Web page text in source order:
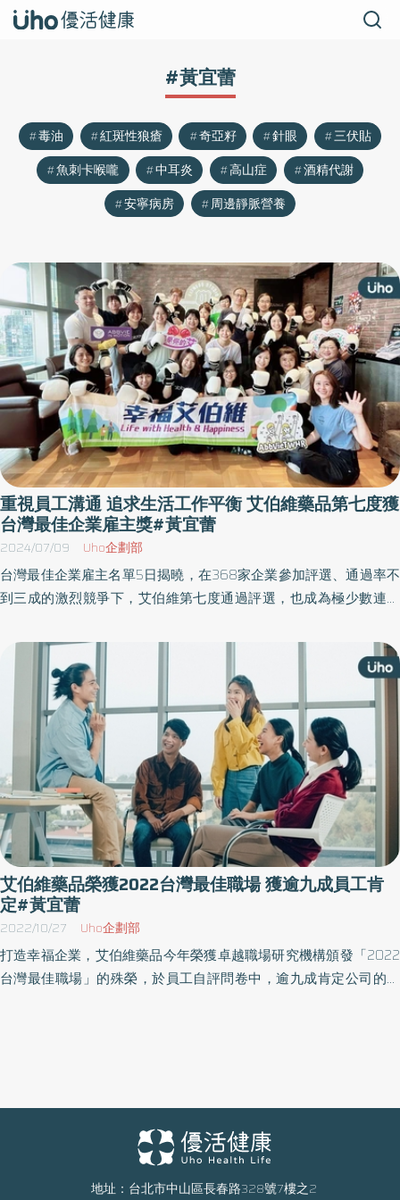
#黃宜蕾
毒油 紅斑性狼瘡 奇亞籽 針眼
三伏貼
魚刺卡喉嚨
中耳炎 高山症
酒精代謝
安寧病房
周邊靜脈營養
重視員工溝通 追求生活工作平衡 艾伯維藥品第七度獲
台灣最佳企業雇主獎#黃宜蕾
2024/07/09 Uho企劃部
台灣最佳企業雇主名單5日揭曉，在368家企業參加評選、通過率不
到三成的激烈競爭下，艾伯維第七度通過評選，也成為極少數連續
是企業成長追求創新，也因應工作生活平衡的趨勢，規劃實施彈性
工作措施、身心充電等，希望員工樂在工作。 亞洲權威人力資源刊
物《HR Asia》雜誌於今(5)日揭曉「台灣最佳企業雇主」名單，在參
賽企業逐年增加的激烈競爭下，艾伯維藥品不僅第七度獲獎，並成
為極少數連續七年獲獎的藥廠 作為最佳雇主的承諾，艾伯維不僅持
續採取工作彈性措施，同時重視員工的身心健康，期望能在忙碌的
步調下，找到工作生活平衡。除了「台灣最佳企業雇主」，艾伯維
今年亦第三度獲得卓越職場研究機構頒發「2024台灣最佳職場」的
認證。知名機構的雙重肯定，再度寫下艾伯維打造最佳職場的里程
碑。 台灣最佳企業雇主今年共有368家企業角逐，從企業文化、工
作環境等面向檢視職場，僅約兩成五的報名企業通過評選，艾伯維
已連續七年獲得此項榮耀，也因為連續七年通過評選的優異表現，
獲頒金獎(Gold Awards winners )。 圖說:打造最佳職場，艾伯維連續
七年獲得「台灣最佳企業雇主」的肯定。 艾伯維自2013年成立，目
前是全球前五大藥廠，於全球70多個國家有五萬多名員工，台灣分
公司目前員工有三百多人。為了打造以員工為本的工作環境，艾伯
間的開放溝通與合作」、「鼓勵不同部門的合作與輪調」、「公司
政策鼓勵員工獲得額外技能與認證」，多數員工也同意「公司信任
員工能做最好的決策」、「鼓勵員工表達不同意見」等。 其中工作
彈性措施仍是員工評選高分的項目之一，在工作時段、服裝、以及
艾伯維藥品榮獲2022台灣最佳職場 獲逾九成員工肯
定#黃宜蕾
2022/10/27 Uho企劃部
打造幸福企業，艾伯維藥品今年榮獲卓越職場研究機構頒發「2022
台灣最佳職場」的殊榮，於員工自評問卷中，逾九成肯定公司的職
可取得「台灣卓越職場」認證。第二階段由卓越職場研究機構顧問
審核評估公司的人力資源政策和推行的實踐措施，員工評價加上專
業審核，兩階段皆通過方能獲得「2022台灣最佳職場」的認證。 艾
地址：台北市中山區長春路328號7樓之2